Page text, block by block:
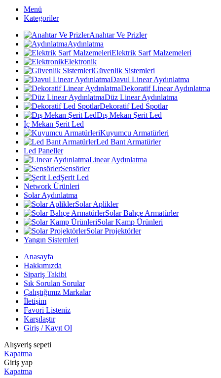
Menü
Kategoriler
Anahtar Ve Prizler
Aydınlatma
Elektrik Sarf Malzemeleri
Elektronik
Güvenlik Sistemleri
Davul Linear Aydınlatma
Dekoratif Linear Aydınlatma
Düz Linear Aydınlatma
Dekoratif Led Spotlar
Dış Mekan Şerit Led
İç Mekan Şerit Led
Kuyumcu Armatürleri
Led Bant Armatürler
Led Paneller
Linear Aydınlatma
Sensörler
Şerit Led
Network Ürünleri
Solar Aydınlatma
Solar Aplikler
Solar Bahçe Armatürler
Solar Kamp Ürünleri
Solar Projektörler
Yangın Sistemleri
Anasayfa
Hakkımızda
Sipariş Takibi
Sık Sorulan Sorular
Çalıştığımız Markalar
İletişim
Favori Listeniz
Karşılaştır
Giriş / Kayıt Ol
Alışveriş sepeti
Kapatma
Giriş yap
Kapatma